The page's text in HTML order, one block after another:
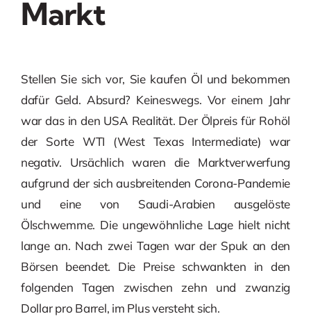
Markt
Stellen Sie sich vor, Sie kaufen Öl und bekommen
dafür Geld. Absurd? Keineswegs. Vor einem Jahr
war das in den USA Realität. Der Ölpreis für Rohöl
der Sorte WTI (West Texas Intermediate) war
negativ. Ursächlich waren die Marktverwerfung
aufgrund der sich ausbreitenden Corona-Pandemie
und eine von Saudi-Arabien ausgelöste
Ölschwemme. Die ungewöhnliche Lage hielt nicht
lange an. Nach zwei Tagen war der Spuk an den
Börsen beendet. Die Preise schwankten in den
folgenden Tagen zwischen zehn und zwanzig
Dollar pro Barrel, im Plus versteht sich.